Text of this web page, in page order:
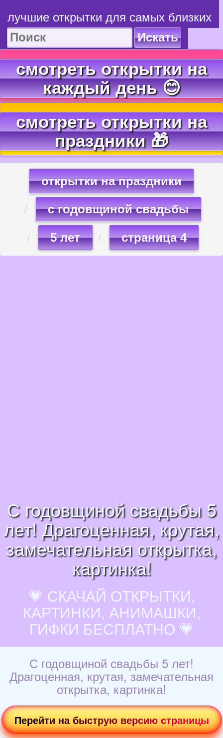
лучшие открытки для самых близких
Искать
смотреть открытки на
каждый день 😊
смотреть открытки на
праздники 🎁
открытки на праздники
с годовщиной свадьбы
5 лет страница 4
С годовщиной свадьбы 5
лет! Драгоценная, крутая,
замечательная открытка,
картинка!
💗 СКАЧАЙ ОТКРЫТКИ,
КАРТИНКИ, АНИМАШКИ,
ГИФКИ БЕСПЛАТНО 💗
С годовщиной свадьбы 5 лет!
Драгоценная, крутая, замечательная
открытка, картинка!
Перейти на быструю версию страницы